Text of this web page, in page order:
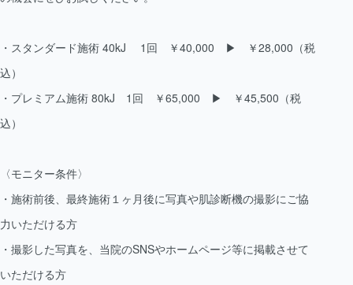
・スタンダード施術 40kJ 1回 ￥40,000 ▶︎ ￥28,000（税
込）
・プレミアム施術 80kJ 1回 ￥65,000 ▶︎ ￥45,500（税
込）
〈モニター条件〉
・施術前後、最終施術１ヶ月後に写真や肌診断機の撮影にご協
力いただける方
・撮影した写真を、当院のSNSやホームページ等に掲載させて
いただける方